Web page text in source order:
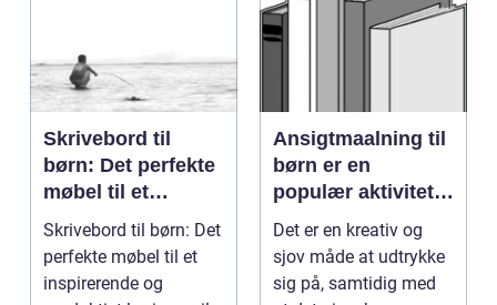
Skrivebord til
børn: Det perfekte
møbel til et
inspirerende og
produktivt
læringsmiljø
Skrivebord til børn: Det
perfekte møbel til et
inspirerende og
Ansigtmaalning til
børn er en
populær aktivitet,
der spænder over
flere årtier
Det er en kreativ og
sjov måde at udtrykke
sig på, samtidig med